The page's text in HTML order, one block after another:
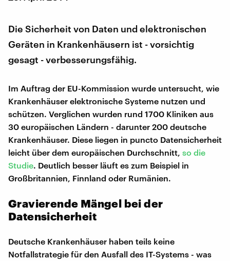
Die Sicherheit von Daten und elektronischen
Geräten in Krankenhäusern ist - vorsichtig
gesagt - verbesserungsfähig.
Im Auftrag der EU-Kommission wurde untersucht, wie
Krankenhäuser elektronische Systeme nutzen und
schützen. Verglichen wurden rund 1700 Kliniken aus
30 europäischen Ländern - darunter 200 deutsche
Krankenhäuser. Diese liegen in puncto Datensicherheit
leicht über dem europäischen Durchschnitt, so die
Studie. Deutlich besser läuft es zum Beispiel in
Großbritannien, Finnland oder Rumänien.
Gravierende Mängel bei der
Datensicherheit
Deutsche Krankenhäuser haben teils keine
Notfallstrategie für den Ausfall des IT-Systems - was